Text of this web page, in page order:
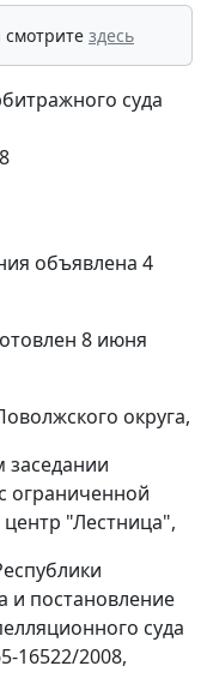
здесь
суда
объявлена 4
8 июня
округа,
заседании
ограниченной
"Лестница",
и постановление
суда
16522/2008,